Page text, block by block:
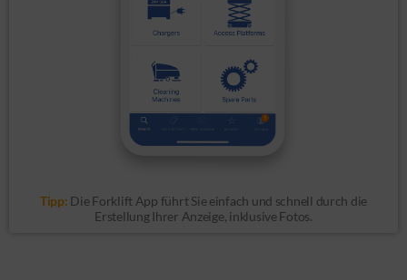
Tipp: Die Forklift App führt Sie einfach und schnell durch die
Erstellung Ihrer Anzeige, inklusive Fotos.